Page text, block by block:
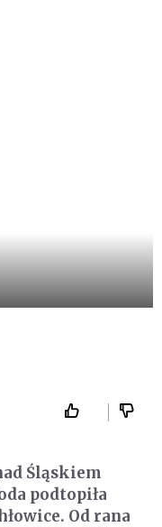
Śląskiem
podtopiła
Od rana